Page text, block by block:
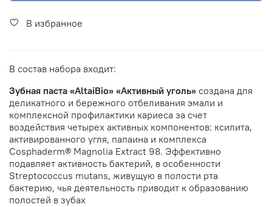
В избранное
В состав набора входит:
Зубная паста «AltaiBio» «Активный уголь» создана для
деликатного и бережного отбеливания эмали и
комплексной профилактики кариеса за счет
воздействия четырех активных компонентов: ксилита,
активированного угля, папаина и комплекса
Cosphaderm® Magnolia Extract 98. Эффективно
подавляет активность бактерий, в особенности
Streptococcus mutans, живущую в полости рта
бактерию, чья деятельность приводит к образованию
полостей в зубах